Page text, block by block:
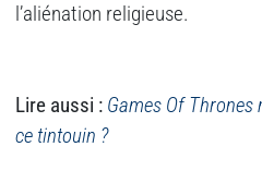
l’aliénation religieuse.
Lire aussi : Games Of
ce tintouin ?